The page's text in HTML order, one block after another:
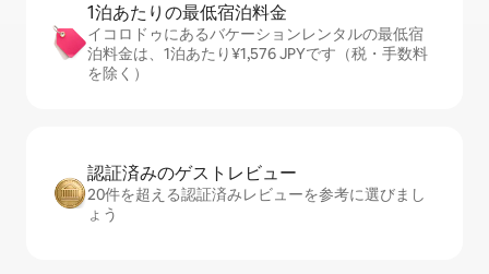
1泊あたりの最⁠低⁠宿⁠泊⁠料⁠金
イコロドゥにあるバケーションレンタルの最低宿
泊料金は、1泊あたり¥1,576 JPYです（税・手数料
を除く）
認証済みのゲ⁠ス⁠ト⁠レ⁠ビ⁠ュ⁠ー
20件を超える認証済みレビューを参考に選びまし
ょう